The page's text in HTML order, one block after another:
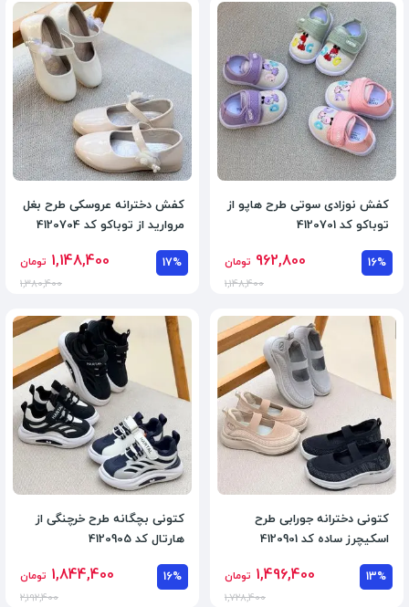
کفش نوزادی سوتی طرح هاپو از
توباکو کد 4120701
16%
962,800 تومان
1,148,400
کفش دخترانه عروسکی طرح بغل
مروارید از توباکو کد 4120704
17%
1,148,400 تومان
1,380,400
کتونی دخترانه جورابی طرح
اسکیچرز ساده کد 4120901
13%
1,496,400 تومان
1,728,400
کتونی بچگانه طرح خرچنگی از
هارتال کد 4120905
16%
1,844,400 تومان
2,192,400